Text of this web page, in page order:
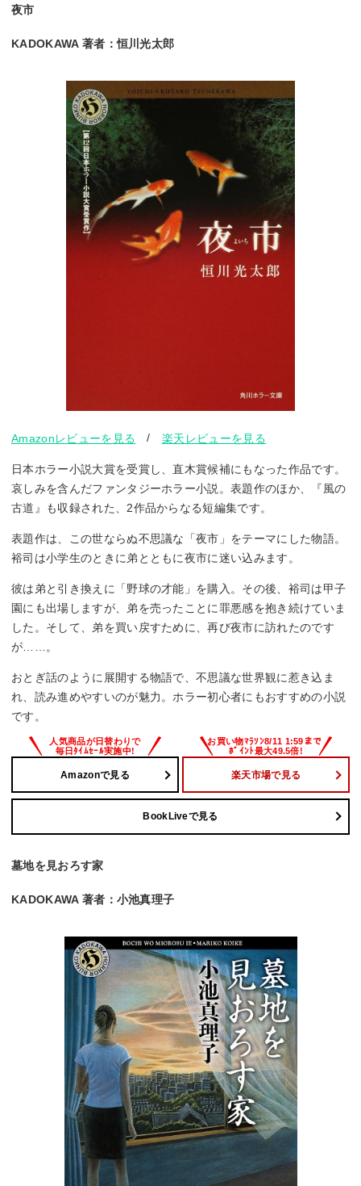
夜市
KADOKAWA 著者：恒川光太郎
Amazonレビューを見る /楽天レビューを見る
日本ホラー小説大賞を受賞し、直木賞候補にもなった作品です。
哀しみを含んだファンタジーホラー小説。表題作のほか、『風の
古道』も収録された、2作品からなる短編集です。
表題作は、この世ならぬ不思議な「夜市」をテーマにした物語。
裕司は小学生のときに弟とともに夜市に迷い込みます。
彼は弟と引き換えに「野球の才能」を購入。その後、裕司は甲子
園にも出場しますが、弟を売ったことに罪悪感を抱き続けていま
した。そして、弟を買い戻すために、再び夜市に訪れたのです
が……。
おとぎ話のように展開する物語で、不思議な世界観に惹き込ま
れ、読み進めやすいのが魅力。ホラー初心者にもおすすめの小説
です。
Amazonで見る 楽天市場で見る
BookLiveで見る
墓地を見おろす家
KADOKAWA 著者：小池真理子